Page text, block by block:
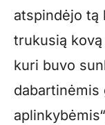
atspindėjo tą
trukusią
kuri buvo
dabartinėmis